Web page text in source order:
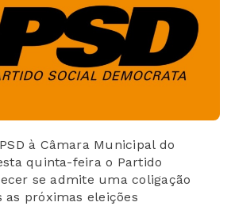
à Câmara Municipal do
quinta-feira o Partido
se admite uma coligação
as próximas eleições